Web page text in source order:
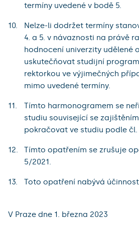
termíny uvedené v bodě 5.
Nelze-li dodržet termíny
4. a 5. v návaznosti na právě
hodnocení univerzity udělené
uskutečňovat studijní
rektorkou ve výjimečných
mimo uvedené termíny.
Tímto harmonogramem se
studiu související se
pokračovat ve studiu podle čl.
Tímto opatřením se zrušuje
5/2021.
Toto opatření nabývá
V Praze dne 1. března 2023